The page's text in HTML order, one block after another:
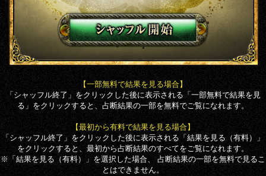
【一部無料で結果を見る場合】
「シャッフル終了」をクリックした後に表示される「一部無料で結果を見
る」をクリックすると、占断結果の一部を無料でご覧になれます。
【最初から有料で結果を見る場合】
「シャッフル終了」をクリックした後に表示される「結果を見る（有料）」
をクリックすると、最初から占断結果のすべてをご覧になれます。
※「結果を見る（有料）」を選択した場合、 占断結果の一部を無料で見るこ
とはできません。